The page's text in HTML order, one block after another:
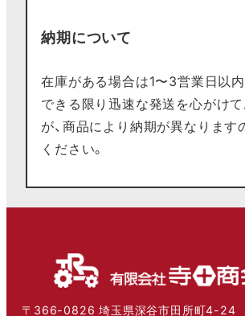
納期について
在庫がある場合は1〜3営業日以
できる限り迅速な発送を心がけ
が、商品により納期が異なります
ください。
〒366-0826 埼玉県深谷市田所町4-24